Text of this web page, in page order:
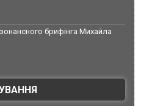
брифінга Михайла